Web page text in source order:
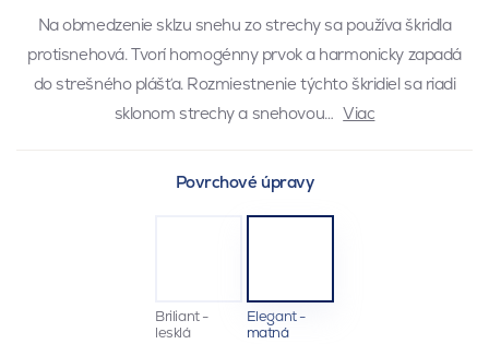
Na obmedzenie sklzu snehu zo strechy sa používa škridla
protisnehová. Tvorí homogénny prvok a harmonicky zapadá
do strešného plášťa. Rozmiestnenie týchto škridiel sa riadi
sklonom strechy a snehovou… Viac
Povrchové úpravy
Briliant -
lesklá
Elegant -
matná